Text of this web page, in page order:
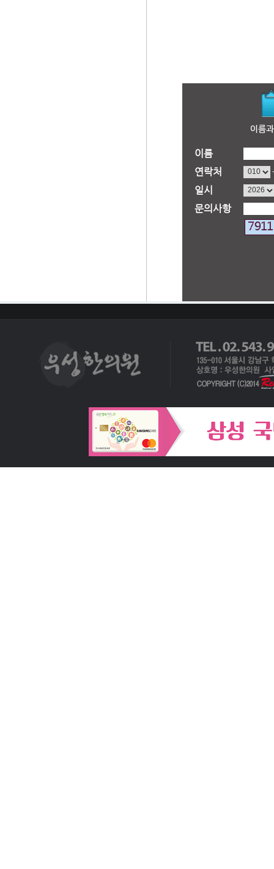
이름
연락처
일시
문의사항